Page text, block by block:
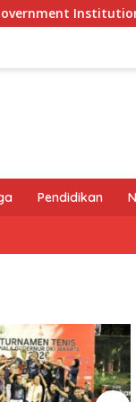
Institutions
Pendidikan